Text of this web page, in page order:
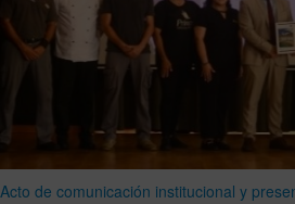
Acto de comunicación institucional y